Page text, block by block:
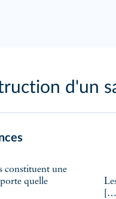
d'un
constituent une
quelle